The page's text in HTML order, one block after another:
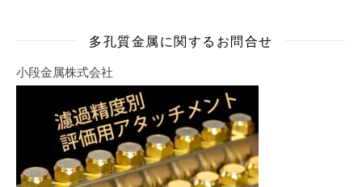
多孔質金属に関するお問合せ
小段金属株式会社